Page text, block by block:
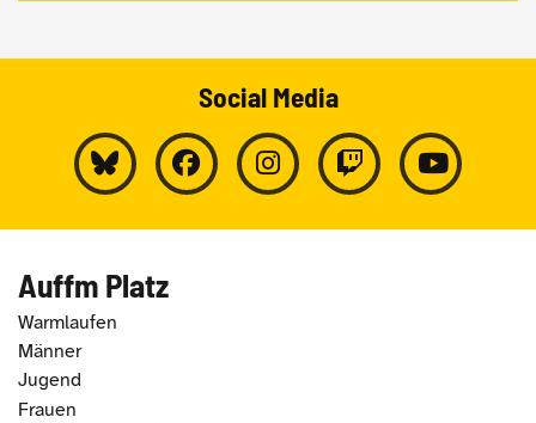
Social Media
Auffm Platz
Warmlaufen
Männer
Jugend
Frauen